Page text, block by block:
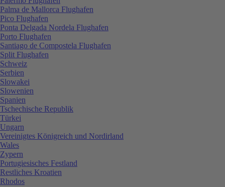
Palma de Mallorca Flughafen
Pico Flughafen
Ponta Delgada Nordela Flughafen
Porto Flughafen
Santiago de Compostela Flughafen
Split Flughafen
Schweiz
Serbien
Slowakei
Slowenien
Spanien
Tschechische Republik
Türkei
Ungarn
Vereinigtes Königreich und Nordirland
Wales
Zypern
Portugiesisches Festland
Restliches Kroatien
Rhodos